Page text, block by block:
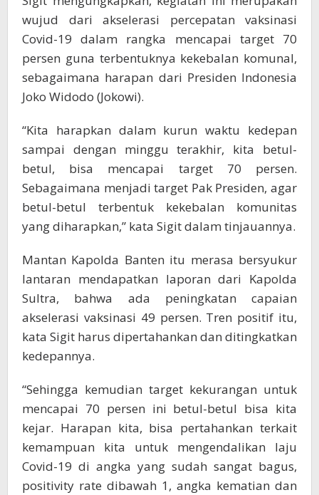
wujud dari akselerasi percepatan vaksinasi
Covid-19 dalam rangka mencapai target 70
persen guna terbentuknya kekebalan komunal,
sebagaimana harapan dari Presiden Indonesia
Joko Widodo (Jokowi).
“Kita harapkan dalam kurun waktu kedepan
sampai dengan minggu terakhir, kita betul-
betul, bisa mencapai target 70 persen.
Sebagaimana menjadi target Pak Presiden, agar
betul-betul terbentuk kekebalan komunitas
yang diharapkan,” kata Sigit dalam tinjauannya.
Mantan Kapolda Banten itu merasa bersyukur
lantaran mendapatkan laporan dari Kapolda
Sultra, bahwa ada peningkatan capaian
akselerasi vaksinasi 49 persen. Tren positif itu,
kata Sigit harus dipertahankan dan ditingkatkan
kedepannya.
“Sehingga kemudian target kekurangan untuk
mencapai 70 persen ini betul-betul bisa kita
kejar. Harapan kita, bisa pertahankan terkait
kemampuan kita untuk mengendalikan laju
Covid-19 di angka yang sudah sangat bagus,
positivity rate dibawah 1, angka kematian dan